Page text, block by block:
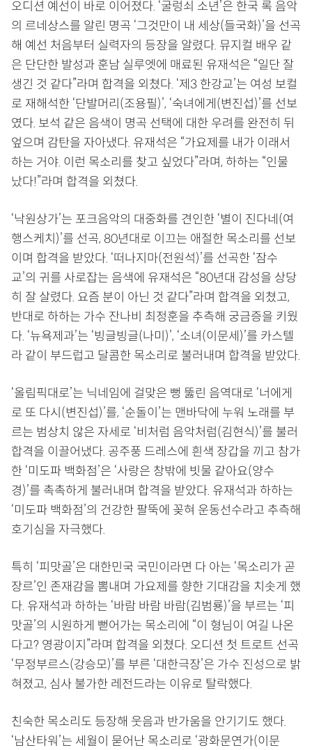
오디션 예선이 바로 이어졌다. ‘굴렁쇠 소년’은 한국 록 음악
의 르네상스를 알린 명곡 ‘그것만이 내 세상(들국화)’을 선곡
해 예선 처음부터 실력자의 등장을 알렸다. 뮤지컬 배우 같
은 단단한 발성과 훈남 실루엣에 매료된 유재석은 “일단 잘
생긴 것 같다”라며 합격을 외쳤다. ‘제3 한강교’는 여성 보컬
로 재해석한 ‘단발머리(조용필)’, ‘숙녀에게(변진섭)’를 선보
였다. 보석 같은 음색이 명곡 선택에 대한 우려를 완전히 뒤
엎으며 감탄을 자아냈다. 유재석은 “가요제를 내가 이래서
하는 거야. 이런 목소리를 찾고 싶었다”라며, 하하는 “인물
났다!”라며 합격을 외쳤다.
‘낙원상가’는 포크음악의 대중화를 견인한 ‘별이 진다네(여
행스케치)’를 선곡, 80년대로 이끄는 애절한 목소리를 선보
이며 합격을 받았다. ‘떠나지마(전원석)’를 선곡한 ‘잠수
교’의 귀를 사로잡는 음색에 유재석은 “80년대 감성을 상당
히 잘 살렸다. 요즘 분이 아닌 것 같다”라며 합격을 외쳤고,
반대로 하하는 가수 잔나비 최정훈을 추측해 궁금증을 키웠
다. ‘뉴욕제과’는 ‘빙글빙글(나미)’, ‘소녀(이문세)’를 카스텔
라 같이 부드럽고 달콤한 목소리로 불러내며 합격을 받았다.
‘올림픽대로’는 닉네임에 걸맞은 뻥 뚫린 음역대로 ‘너에게
로 또 다시(변진섭)’를, ‘순돌이’는 맨바닥에 누워 노래를 부
르는 범상치 않은 자세로 ‘비처럼 음악처럼(김현식)’를 불러
합격을 이끌어냈다. 공주풍 드레스에 흰색 장갑을 끼고 참가
한 ‘미도파 백화점’은 ‘사랑은 창밖에 빗물 같아요(양수
경)’를 촉촉하게 불러내며 합격을 받았다. 유재석과 하하는
‘미도파 백화점’의 건강한 팔뚝에 꽂혀 운동선수라고 추측해
호기심을 자극했다.
특히 ‘피맛골’은 대한민국 국민이라면 다 아는 ‘목소리가 곧
장르’인 존재감을 뽐내며 가요제를 향한 기대감을 치솟게 했
다. 유재석과 하하는 ‘바람 바람 바람(김범룡)’을 부르는 ‘피
맛골’의 시원하게 뻗어가는 목소리에 “이 형님이 여길 나온
다고? 영광이지”라며 합격을 외쳤다. 오디션 첫 트로트 선곡
‘무정부르스(강승모)’를 부른 ‘대한극장’은 가수 진성으로 밝
혀졌고, 심사 불가한 레전드라는 이유로 탈락했다.
친숙한 목소리도 등장해 웃음과 반가움을 안기기도 했다.
‘남산타워’는 세월이 묻어난 목소리로 ‘광화문연가(이문